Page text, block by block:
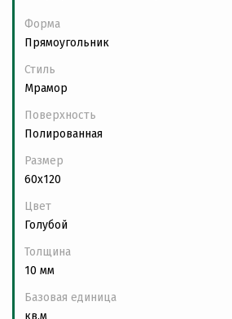
Форма
Прямоугольник
Стиль
Мрамор
Поверхность
Полированная
Размер
60x120
Цвет
Голубой
Толщина
10 мм
Базовая единица
кв.м